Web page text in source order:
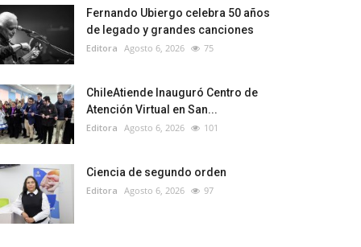
Fernando Ubiergo celebra 50 años
de legado y grandes canciones
Editora Agosto 6, 2026 75
ChileAtiende Inauguró Centro de
Atención Virtual en San...
Editora Agosto 6, 2026 101
Ciencia de segundo orden
Editora Agosto 6, 2026 97